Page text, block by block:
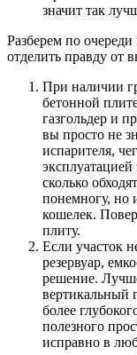
значит так
Разберем по
отделить правду от
При наличии
бетонной
газгольдер и
вы просто не
испарителя,
сколько
понемногу, но
кошелек.
плиту.
Если участок
резервуар,
решение.
вертикальный
более
полезного
исправно в